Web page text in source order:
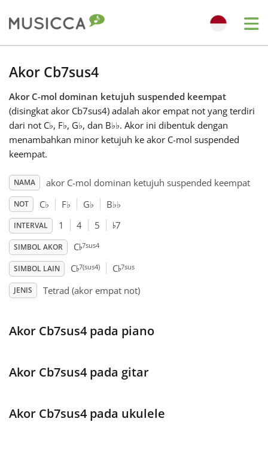
Български
Dansk
Español
Français
한국어
हिन्दी
Akor Cb7sus4
Akor C-mol dominan ketujuh suspended keempat
(disingkat akor Cb7sus4) adalah akor empat not yang terdiri
dari not C♭, F♭, G♭, dan B♭♭. Akor ini dibentuk dengan
menambahkan minor ketujuh ke akor C-mol suspended
keempat.
NAMA akor C-mol dominan ketujuh suspended keempat
NOT C♭ F♭ G♭ B♭♭
INTERVAL 1 4 5 ♭7
SIMBOL AKOR C♭7sus4
SIMBOL LAIN C♭7(sus4) C♭7sus
JENIS Tetrad (akor empat not)
Akor Cb7sus4 pada piano
Akor Cb7sus4 pada gitar
Akor Cb7sus4 pada ukulele